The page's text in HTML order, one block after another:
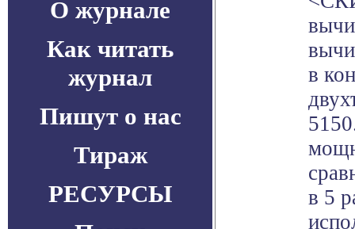
О журнале
Как читать
журнал
Пишут о нас
Тираж
РЕСУРСЫ
в
в 5